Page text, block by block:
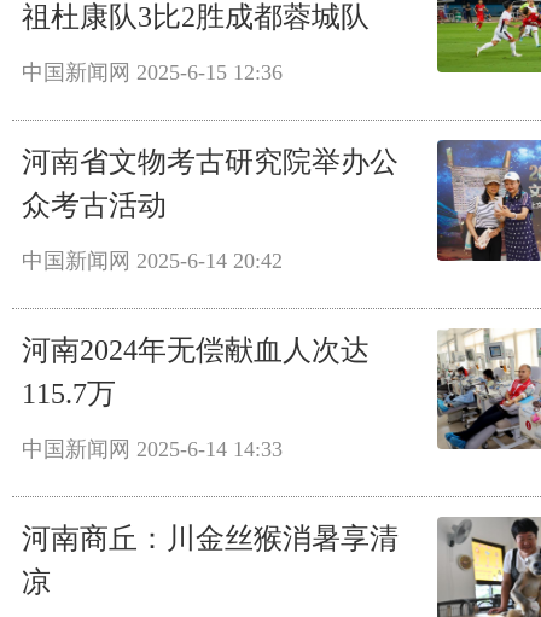
祖杜康队3比2胜成都蓉城队
中国新闻网 2025-6-15 12:36
河南省文物考古研究院举办公
众考古活动
中国新闻网 2025-6-14 20:42
河南2024年无偿献血人次达
115.7万
中国新闻网 2025-6-14 14:33
河南商丘：川金丝猴消暑享清
凉